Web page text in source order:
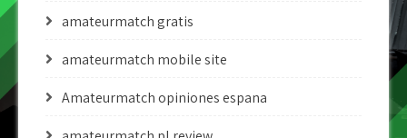
amateurmatch gratis
amateurmatch mobile site
Amateurmatch opiniones espana